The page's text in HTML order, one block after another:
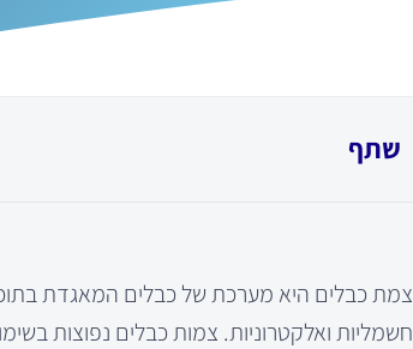
שתף
צמת כבלים היא מערכת של כבלים המאגדת בתוכה
חשמליות ואלקטרוניות. צמות כבלים נפוצות